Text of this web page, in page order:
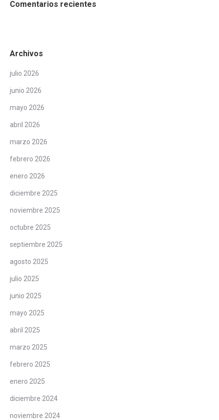
Comentarios recientes
Archivos
julio 2026
junio 2026
mayo 2026
abril 2026
marzo 2026
febrero 2026
enero 2026
diciembre 2025
noviembre 2025
octubre 2025
septiembre 2025
agosto 2025
julio 2025
junio 2025
mayo 2025
abril 2025
marzo 2025
febrero 2025
enero 2025
diciembre 2024
noviembre 2024